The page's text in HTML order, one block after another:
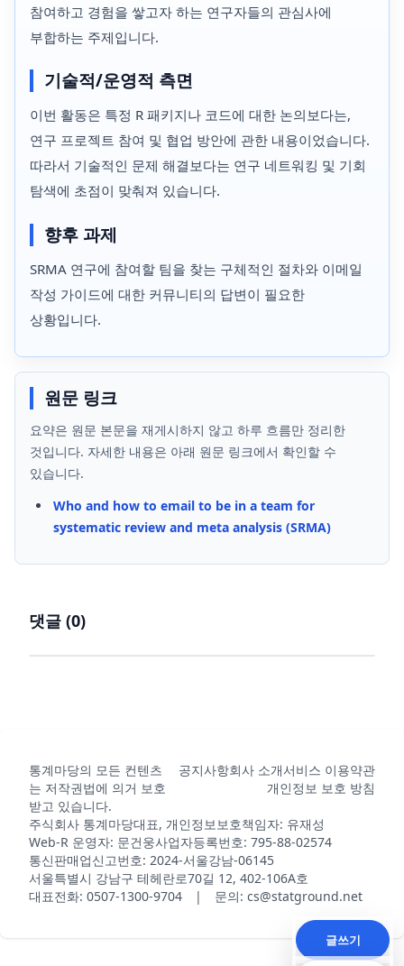
참여하고 경험을 쌓고자 하는 연구자들의 관심사에
부합하는 주제입니다.
기술적/운영적 측면
이번 활동은 특정 R 패키지나 코드에 대한 논의보다는,
연구 프로젝트 참여 및 협업 방안에 관한 내용이었습니다.
따라서 기술적인 문제 해결보다는 연구 네트워킹 및 기회
탐색에 초점이 맞춰져 있습니다.
향후 과제
SRMA 연구에 참여할 팀을 찾는 구체적인 절차와 이메일
작성 가이드에 대한 커뮤니티의 답변이 필요한
상황입니다.
원문 링크
요약은 원문 본문을 재게시하지 않고 하루 흐름만 정리한
것입니다. 자세한 내용은 아래 원문 링크에서 확인할 수
있습니다.
Who and how to email to be in a team for
systematic review and meta analysis (SRMA)
댓글 (0)
통계마당의 모든 컨텐츠
는 저작권법에 의거 보호
받고 있습니다.
공지사항회사 소개서비스 이용약관
개인정보 보호 방침
주식회사 통계마당대표, 개인정보보호책임자: 유재성
Web-R 운영자: 문건웅사업자등록번호: 795-88-02574
통신판매업신고번호: 2024-서울강남-06145
서울특별시 강남구 테헤란로70길 12, 402-106A호
대표전화: 0507-1300-9704 | 문의: cs@statground.net
글쓰기